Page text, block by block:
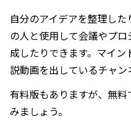
自分のアイデアを整理し
の人と使用して会議やプ
成したりできます。マイ
説動画を出しているチャン
有料版もありますが、無
みましょう。